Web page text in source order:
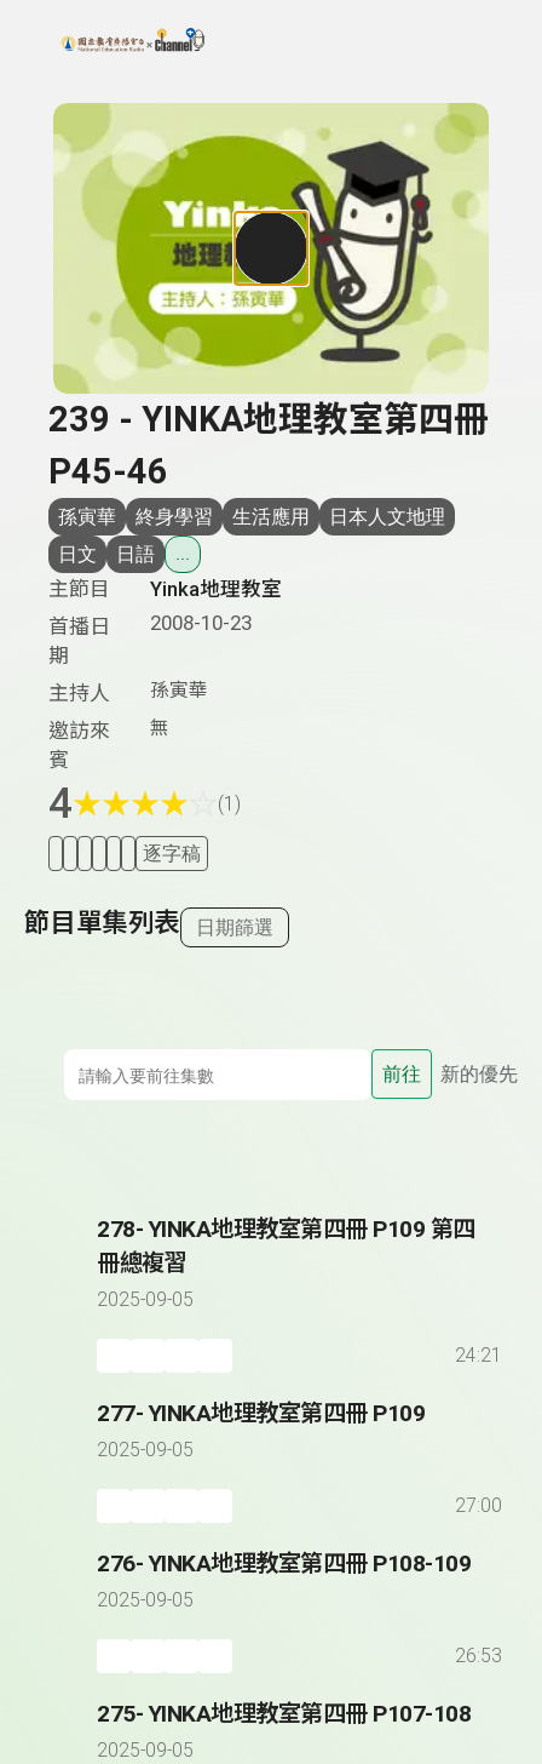
上方功能區塊
搜尋關鍵字：可輸入節目名稱、主持人或關鍵字
239 - YINKA地理教室第四冊
P45-46
孫寅華 終身學習 生活應用
日本人文地理
日文
日語 ...
主節目
Yinka地理教室
首播日
期
2008-10-23
主持人 孫寅華
邀訪來
賓
無
4★★★★ (1)
逐字稿
節目單集列表 日期篩選
前往 新的優先
278- YINKA地理教室第四冊 P109 第四
冊總複習
2025-09-05
24:21
277- YINKA地理教室第四冊 P109
2025-09-05
27:00
276- YINKA地理教室第四冊 P108-109
2025-09-05
26:53
275- YINKA地理教室第四冊 P107-108
2025-09-05